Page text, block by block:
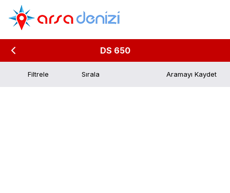
DS 650
Filtrele Aramayı Kaydet